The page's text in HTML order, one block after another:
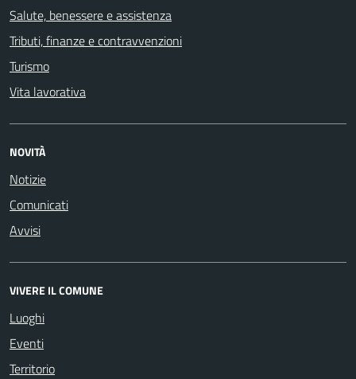
Salute, benessere e assistenza
Tributi, finanze e contravvenzioni
Turismo
Vita lavorativa
NOVITÀ
Notizie
Comunicati
Avvisi
VIVERE IL COMUNE
Luoghi
Eventi
Territorio